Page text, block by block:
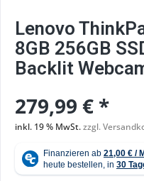
Lenovo
8GB 256GB
Backlit
279,99 € *
inkl. 19 % MwSt.zzgl.